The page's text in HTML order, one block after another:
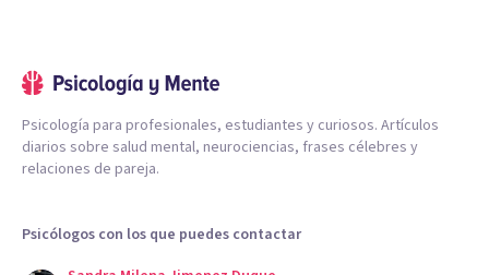
Psicología para profesionales, estudiantes y curiosos. Artículos
diarios sobre salud mental, neurociencias, frases célebres y
relaciones de pareja.
Psicólogos con los que puedes contactar